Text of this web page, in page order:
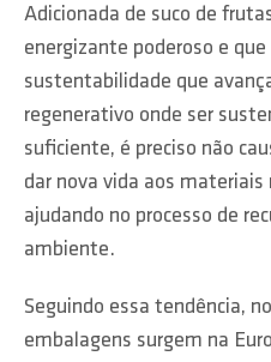
Adicionada de suco de
energizante poderoso e
sustentabilidade que
regenerativo onde ser
suficiente, é preciso não
dar nova vida aos
ajudando no processo de
ambiente.
Seguindo essa tendência,
embalagens surgem na